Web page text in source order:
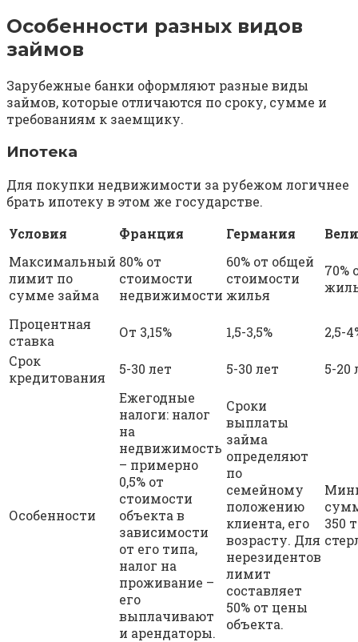
Особенности разных видов
займов
Зарубежные банки оформляют разные виды
займов, которые отличаются по сроку, сумме и
требованиям к заемщику.
Ипотека
Для покупки недвижимости за рубежом логичнее
брать ипотеку в этом же государстве.
Условия
Франция Германия
Максимальный
лимит по
сумме займа
80% от
стоимости
недвижимости
60% от общей
стоимости
жилья
70%
Процентная
ставка
От 3,15% 1,5-3,5%
2,5-
Срок
кредитования
5-30 лет 5-30 лет 5-20
Особенности
Ежегодные
налоги: налог
на
недвижимость
– примерно
0,5% от
стоимости
объекта в
зависимости
от его типа,
налог на
проживание –
его
выплачивают
и арендаторы.
Сроки
выплаты
займа
определяют
по
семейному
положению
клиента, его
возрасту. Для
нерезидентов
лимит
составляет
50% от цены
объекта.
350